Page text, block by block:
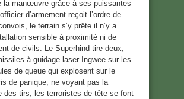
la manœuvre grâce à ses puissantes
d’armement reçoit l’ordre de
le terrain s’y prête il n’y a
sensible à proximité ni de
de civils. Le Superhind tire deux,
à guidage laser Ingwee sur les
de queue qui explosent sur le
de panique, ne voyant pas la
des tirs, les terroristes de tête se font